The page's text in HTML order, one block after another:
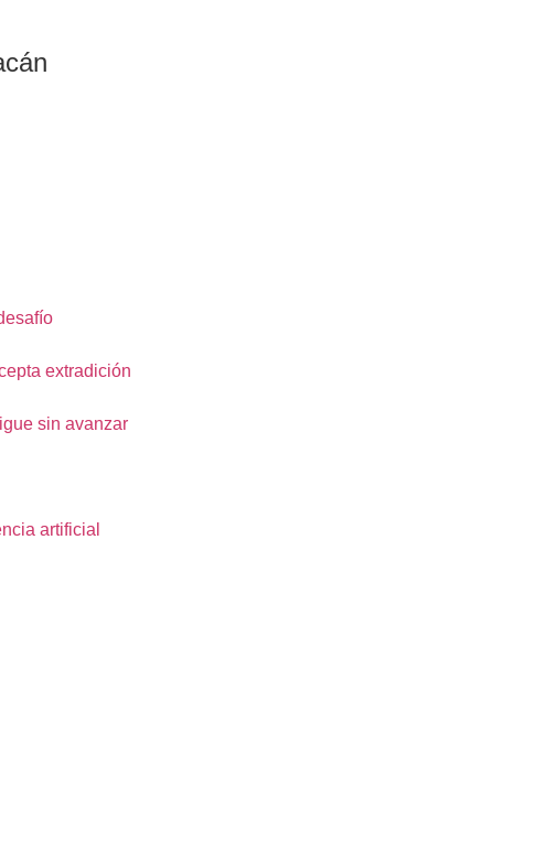
extradición
sin avanzar
artificial